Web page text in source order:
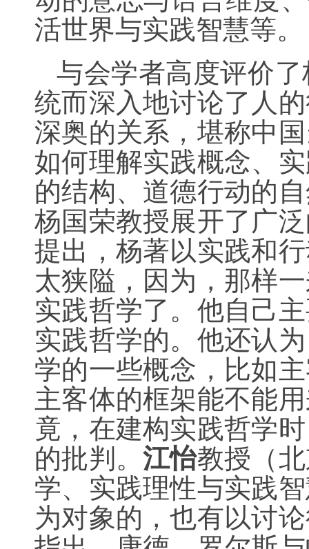
活世界与实践智慧等。
与会学者高度评价
统而深入地讨论了人
深奥的关系，堪称中
如何理解实践概念、
的结构、道德行动的
杨国荣教授展开了广
提出，杨著以实践和
太狭隘，因为，那样
实践哲学了。他自己
实践哲学的。他还认
学的一些概念，比如
主客体的框架能不能
竟，在建构实践哲学
的批判。江怡教授（
学、实践理性与实践
为对象的，也有以讨